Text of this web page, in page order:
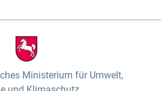
Ministerium für Umwelt,